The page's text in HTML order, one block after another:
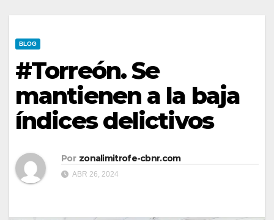
BLOG
#Torreón. Se
mantienen a la baja
índices delictivos
Por zonalimitrofe-cbnr.com
ABR 26, 2024